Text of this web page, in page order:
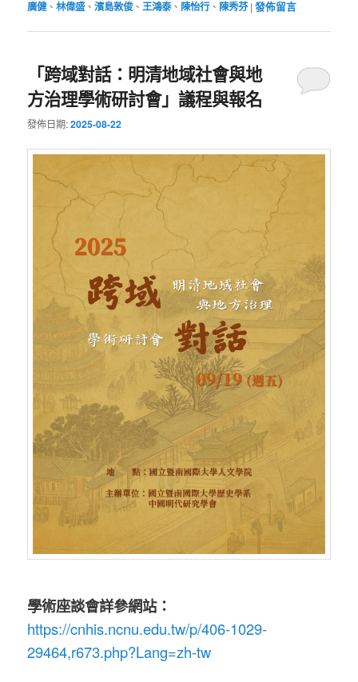
廣健、林偉盛、濱島敦俊、王鴻泰、 陳怡行、 陳秀芬 |發佈留言
「跨域對話：明清地域社會與地
方治理學術研討會」議程與報名
發佈日期:2025-08-22
學術座談會詳參網站：
https://cnhis.ncnu.edu.tw/p/406-1029-
29464,r673.php?Lang=zh-tw